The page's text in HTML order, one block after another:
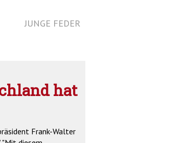
JUNGE FEDER
hat
Frank-Walter